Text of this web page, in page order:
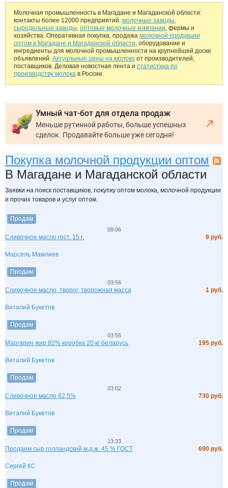
Молочная промышленность в Магадане и Магаданской области:
контакты более 12000 предприятий: молочные заводы,
сыродельные заводы, оптовые молочные компании, фермы и
хозяйства. Оперативная покупка, продажа молочной продукции
оптом в Магадане и Магаданской области, оборудование и
ингредиенты для молочной промышленности на крупнейшей доске
объявлений. Актуальные цены на молокоот производителей,
поставщиков. Деловая новостная лента и статистика по
производству молокав России.
Умный чат-бот для отдела продаж
Меньше рутинной работы, больше успешных
сделок. Продавайте больше уже сегодня!
Покупка молочной продукции оптом
В Магадане и Магаданской области
Заявки на поиск поставщиков, покупку оптом молока, молочной продукции
и прочих товаров и услуг оптом.
Продам
09:06
Сливочное масло гост. 15 г. 9 руб.
Марсель Мамлиев
Продам
03:56
Сливочное масло, творог, творожная масса 1 руб.
Виталий Букетов
Продам
03:55
Маргарин жир 82% коробка 20 кг беларусь 195 руб.
Виталий Букетов
Продам
03:02
Сливочное масло 82,5% 730 руб.
Виталий Букетов
Продам
13:33
Продаем сыр голландский м.д.ж. 45 % ГОСТ 690 руб.
Сергей КС
Продам